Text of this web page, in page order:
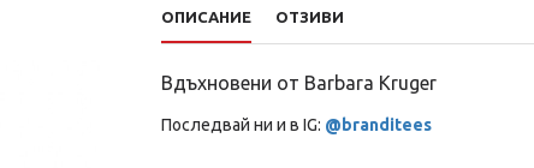
ОПИСАНИЕ ОТЗИВИ
Вдъхновени от Barbara Kruger
Последвай ни и в IG: @branditees